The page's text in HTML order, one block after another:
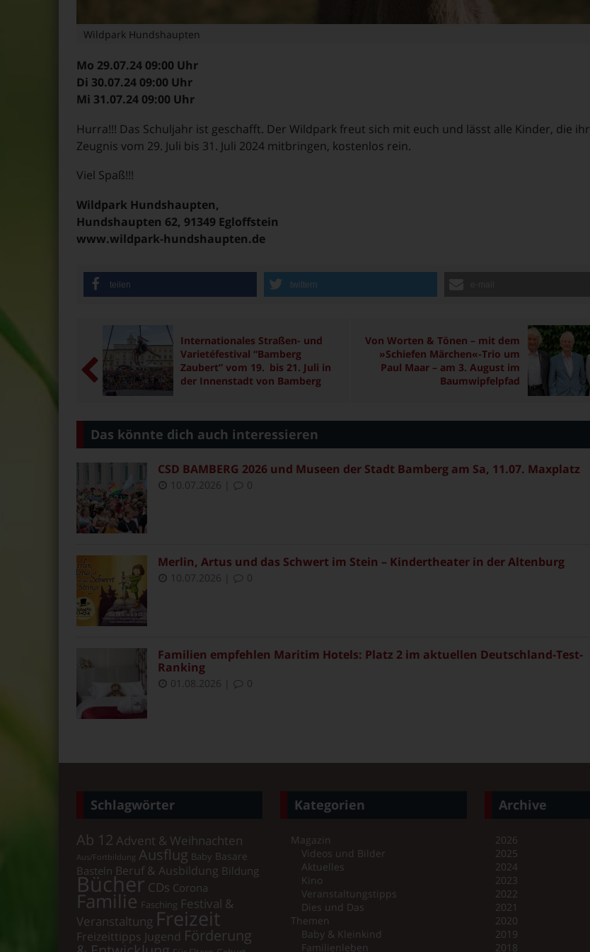
Wildpark Hundshaupten
Mo 29.07.24 09:00 Uhr
Di 30.07.24 09:00 Uhr
Mi 31.07.24 09:00 Uhr
Hurra!!! Das Schuljahr ist geschafft. Der Wildpark freut sich mit euch und lässt alle Kinder, die ihr
Zeugnis vom 29. Juli bis 31. Juli 2024 mitbringen, kostenlos rein.
Viel Spaß!!!
Wildpark Hundshaupten,
Hundshaupten 62, 91349 Egloffstein
www.wildpark-hundshaupten.de
teilen twittern
Internationales Straßen- und
Varietéfestival “Bamberg
Zaubert” vom 19. bis 21. Juli in
der Innenstadt von Bamberg
Von Worten & Tönen – mit dem
»Schiefen Märchen«-Trio um
Paul Maar – am 3. August im
Baumwipfelpfad
Das könnte dich auch interessieren
CSD BAMBERG 2026 und Museen der Stadt Bamberg am Sa, 11.07. Maxplatz
10.07.2026 0
Merlin, Artus und das Schwert im Stein – Kindertheater in der Altenburg
10.07.2026 0
Familien empfehlen Maritim Hotels: Platz 2 im aktuellen Deutschland-Test-
Ranking
01.08.2026 0
Schlagwörter
Ab 12 Advent & Weihnachten
Aus/Fortbildung Ausflug Baby Basare
Basteln Beruf & Ausbildung Bildung
Bücher CDs Corona
Familie Fasching Festival &
Veranstaltung Freizeit
Freizeittipps Jugend Förderung
Kategorien
Magazin
Videos und Bilder
Aktuelles
Kino
Veranstaltungstipps
Dies und Das
Themen
Baby & Kleinkind
Familienleben
Archive
2026
2025
2024
2023
2022
2021
2020
2019
2018